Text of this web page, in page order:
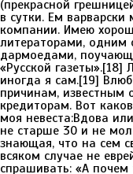
(прекрасной
в сутки. Ем
компании. Имею
литераторами, одним
дармоедами,
«Русской
иногда я сам.[19]
причинам,
кредиторам. Вот
моя невеста:Вдова
не старше 30 и не
знающая, что на сем
всяком случае не
спрашивать: «А